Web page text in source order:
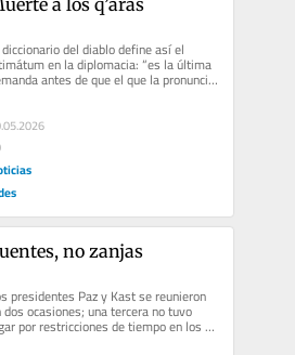
del diablo define así el
en la diplomacia: “es la última
antes de que el que la pronuncia
no zanjas
presidentes Paz y Kast se reunieron
dos ocasiones; una tercera no tuvo
por restricciones de tiempo en los
de la posesión del nuevo...